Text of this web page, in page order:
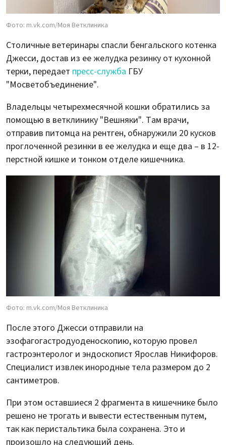
Фото: m.vk.com/Моя Ветклиника
Столичные ветеринары спасли бенгальского котенка
Джесси, достав из ее желудка резинку от кухонной
терки, передает пресс-служба ГБУ
"Мосветобъединение".
Владельцы четырехмесячной кошки обратились за
помощью в ветклинику "Вешняки". Там врачи,
отправив питомца на рентген, обнаружили 20 кусков
проглоченной резинки в ее желудка и еще два – в 12-
перстной кишке и тонком отделе кишечника.
Фото: m.vk.com/Моя Ветклиника
После этого Джесси отправили на
эзофагогастродуоденоскопию, которую провел
гастроэнтеролог и эндоскопист Ярослав Никифоров.
Специалист извлек инородные тела размером до 2
сантиметров.
При этом оставшиеся 2 фрагмента в кишечнике было
решено не трогать и вывести естественным путем,
так как перистальтика была сохранена. Это и
произошло на следующий день.